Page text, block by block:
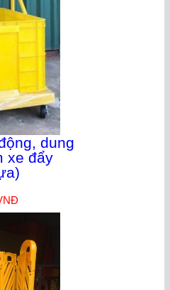
dung
xe đẩy